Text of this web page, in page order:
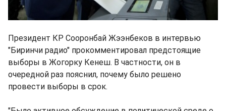
Президент КР Сооронбай Жээнбеков в интервью
"Биринчи радио" прокомментировал предстоящие
выборы в Жогорку Кенеш. В частности, он в
очередной раз пояснил, почему было решено
провести выборы в срок.